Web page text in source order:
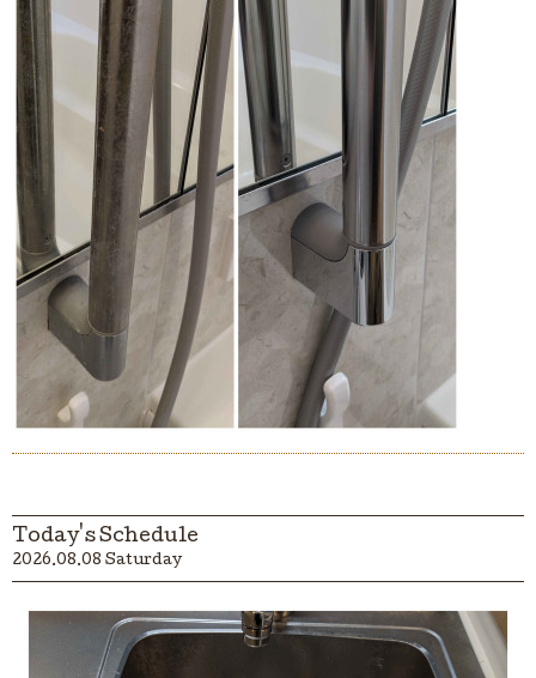
Today's Schedule
2026.08.08 Saturday